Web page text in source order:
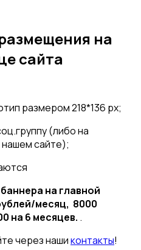
на
сайта
размером 218*136 px;
(либо на
нашем сайте);
на главной
месяц, 8000
на 6 месяцев. .
через нашиконтакты!